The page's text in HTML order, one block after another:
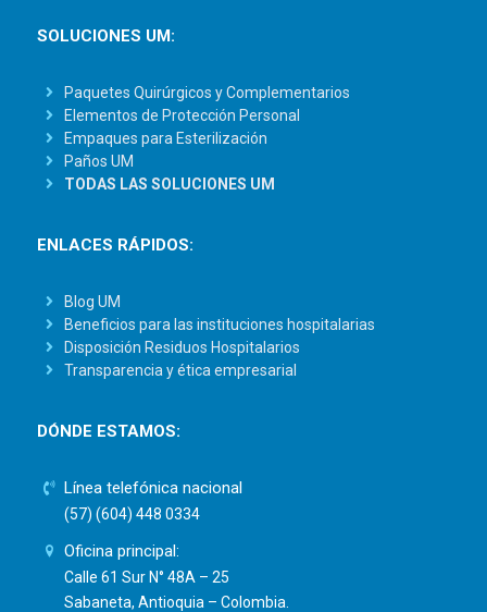
SOLUCIONES UM:
Paquetes Quirúrgicos y Complementarios
Elementos de Protección Personal
Empaques para Esterilización
Paños UM
TODAS LAS SOLUCIONES UM
ENLACES RÁPIDOS:
Blog UM
Beneficios para las instituciones hospitalarias
Disposición Residuos Hospitalarios
Transparencia y ética empresarial
DÓNDE ESTAMOS:
Línea telefónica nacional
(57) (604) 448 0334
Oficina principal:
Calle 61 Sur N° 48A – 25
Sabaneta, Antioquia – Colombia.